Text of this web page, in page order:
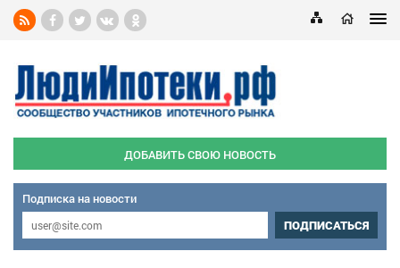
ДОБАВИТЬ СВОЮ НОВОСТЬ
Подписка на новости
ПОДПИСАТЬСЯ